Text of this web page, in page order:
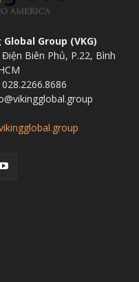
Group (VKG)
Biên Phủ, P.22, Bình
028.2266.8686